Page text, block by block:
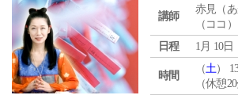
講師
赤見（
（ココ）
日程
1月 10日
時間
（土）
（休憩